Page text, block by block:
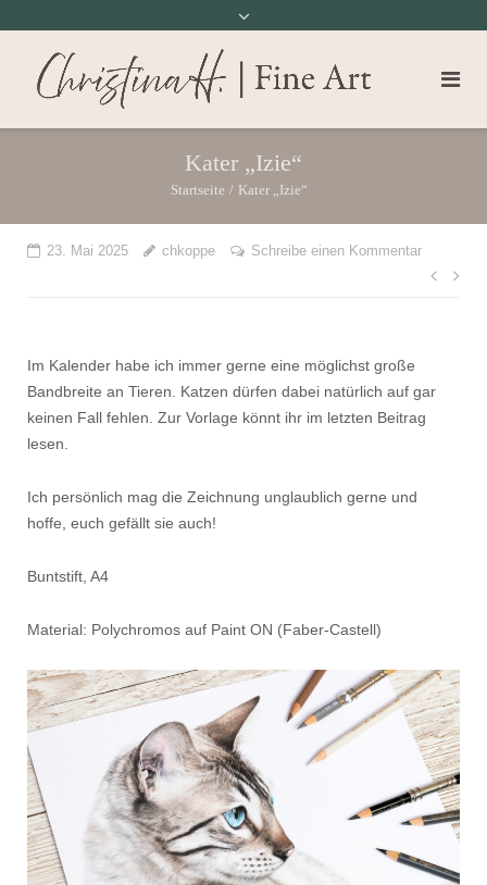
Kater „Izie“
Startseite / Kater „Izie“
23. Mai 2025 chkoppe Schreibe einen Kommentar
Im Kalender habe ich immer gerne eine möglichst große
Bandbreite an Tieren. Katzen dürfen dabei natürlich auf gar
keinen Fall fehlen. Zur Vorlage könnt ihr im letzten Beitrag
lesen.
Ich persönlich mag die Zeichnung unglaublich gerne und
hoffe, euch gefällt sie auch!
Buntstift, A4
Material: Polychromos auf Paint ON (Faber-Castell)